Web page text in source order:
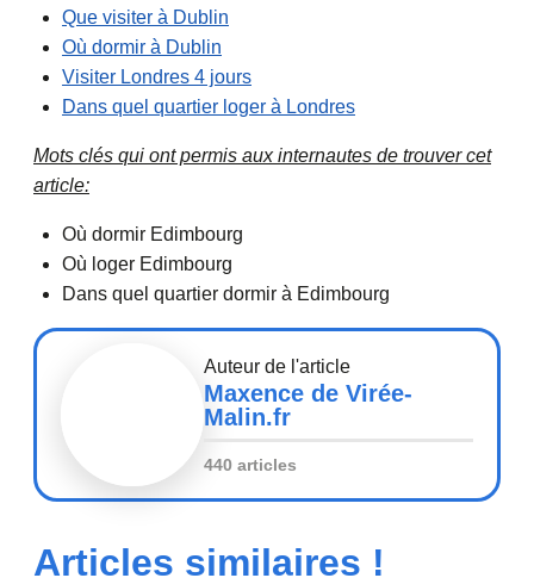
Que visiter à Dublin
Où dormir à Dublin
Visiter Londres 4 jours
Dans quel quartier loger à Londres
Mots clés qui ont permis aux internautes de trouver cet
article:
Où dormir Edimbourg
Où loger Edimbourg
Dans quel quartier dormir à Edimbourg
Auteur de l'article
Maxence de Virée-
Malin.fr
440 articles
Articles similaires !